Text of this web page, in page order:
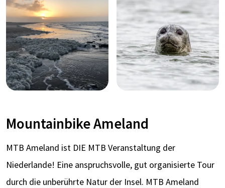
Mountainbike Ameland
MTB Ameland ist DIE MTB Veranstaltung der
Niederlande! Eine anspruchsvolle, gut organisierte Tour
durch die unberührte Natur der Insel. MTB Ameland